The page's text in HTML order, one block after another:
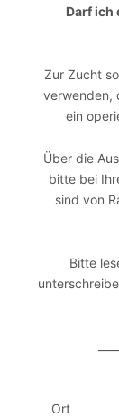
Darf ich
Zur Zucht
verwenden,
ein
Über die
bitte bei
sind von
Bitte
Ort